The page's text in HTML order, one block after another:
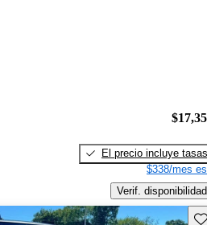
El precio incluye tasas
$338/mes
Verif. disponibilidad